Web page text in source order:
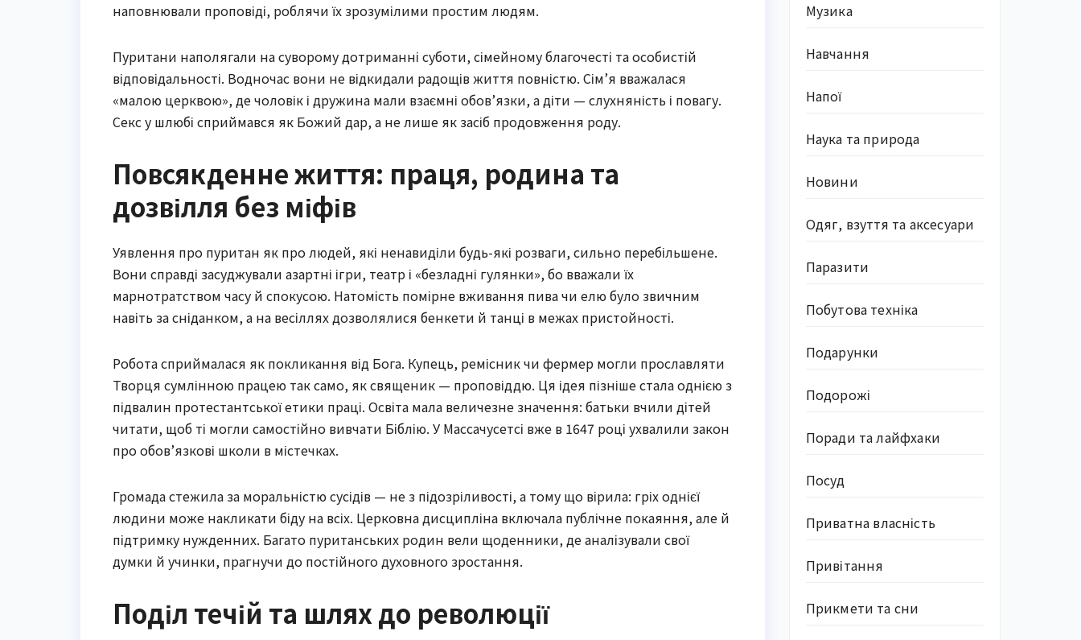
наповнювали проповіді, роблячи їх зрозумілими простим людям.
Пуритани наполягали на суворому дотриманні суботи, сімейному благочесті та особистій
відповідальності. Водночас вони не відкидали радощів життя повністю. Сім’я вважалася
«малою церквою», де чоловік і дружина мали взаємні обов’язки, а діти — слухняність і повагу.
Секс у шлюбі сприймався як Божий дар, а не лише як засіб продовження роду.
Повсякденне життя: праця, родина та
дозвілля без міфів
Уявлення про пуритан як про людей, які ненавиділи будь-які розваги, сильно перебільшене.
Вони справді засуджували азартні ігри, театр і «безладні гулянки», бо вважали їх
марнотратством часу й спокусою. Натомість помірне вживання пива чи елю було звичним
навіть за сніданком, а на весіллях дозволялися бенкети й танці в межах пристойності.
Робота сприймалася як покликання від Бога. Купець, ремісник чи фермер могли прославляти
Творця сумлінною працею так само, як священик — проповіддю. Ця ідея пізніше стала однією з
підвалин протестантської етики праці. Освіта мала величезне значення: батьки вчили дітей
читати, щоб ті могли самостійно вивчати Біблію. У Массачусетсі вже в 1647 році ухвалили закон
про обов’язкові школи в містечках.
Громада стежила за моральністю сусідів — не з підозріливості, а тому що вірила: гріх однієї
людини може накликати біду на всіх. Церковна дисципліна включала публічне покаяння, але й
підтримку нужденних. Багато пуританських родин вели щоденники, де аналізували свої
думки й учинки, прагнучи до постійного духовного зростання.
Поділ течій та шлях до революції
Музика
Навчання
Напої
Наука та природа
Новини
Одяг, взуття та аксесуари
Паразити
Побутова техніка
Подарунки
Подорожі
Поради та лайфхаки
Посуд
Приватна власність
Привітання
Прикмети та сни